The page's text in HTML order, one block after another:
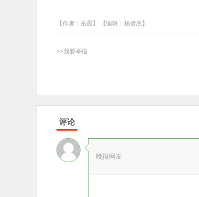
【作者：岳霞】 【编辑：杨倩杰】
>>我要举报
评论
晚报网友